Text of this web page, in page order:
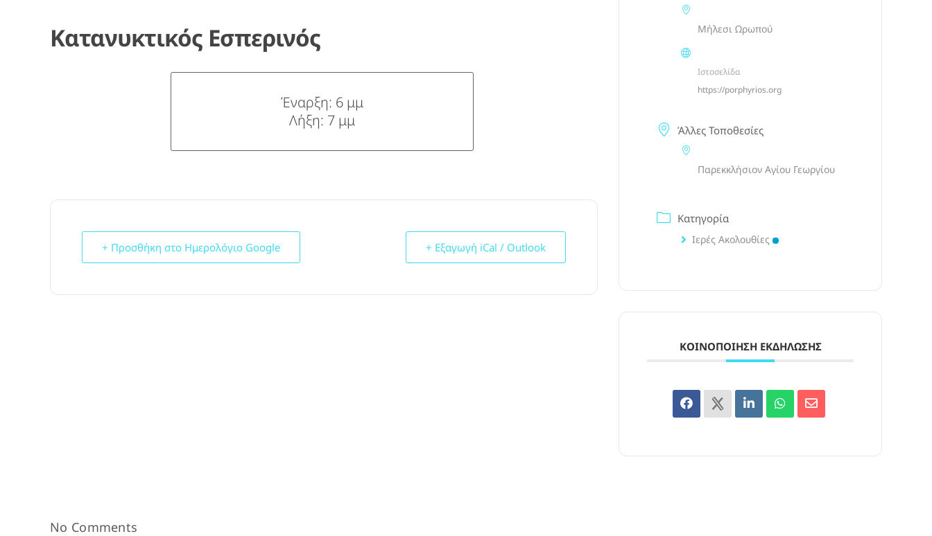
Κατανυκτικός Εσπερινός
Έναρξη: 6 μμ
Λήξη: 7 μμ
+ Προσθήκη στο Ημερολόγιο Google + Εξαγωγή iCal / Outlook
Μήλεσι Ωρωπού
Ιστοσελίδα
https://porphyrios.org
Άλλες Τοποθεσίες
Παρεκκλήσιον Αγίου Γεωργίου
Κατηγορία
Ιερές Ακολουθίες
ΚΟΙΝΟΠΟΊΗΣΗ ΕΚΔΉΛΩΣΗΣ
No Comments